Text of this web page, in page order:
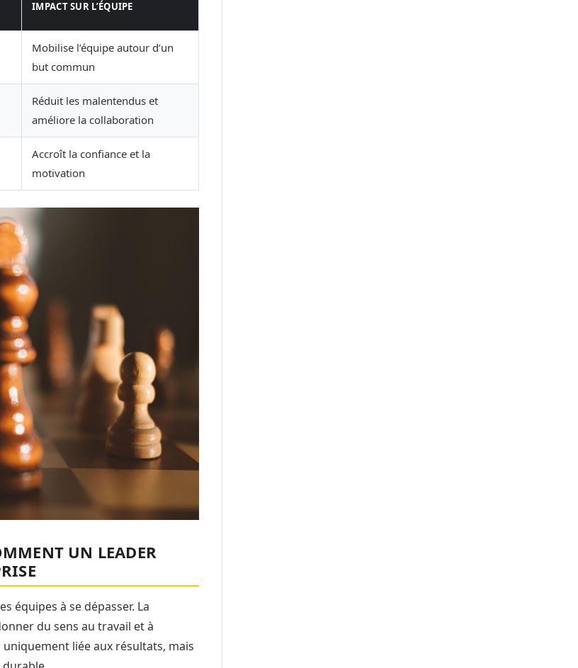
IMPACT SUR L’ÉQUIPE
Mobilise l’équipe autour d’un
but commun
Réduit les malentendus et
améliore la collaboration
Accroît la confiance et la
motivation
UN LEADER
équipes à se dépasser. La
du sens au travail et à
uniquement liée aux résultats, mais